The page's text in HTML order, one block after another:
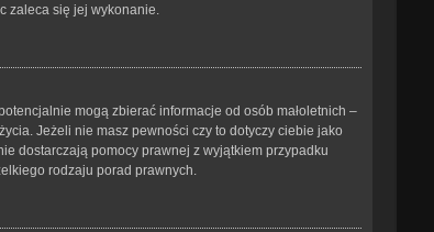
zaleca się jej wykonanie.
mogą zbierać informacje od osób małoletnich –
Jeżeli nie masz pewności czy to dotyczy ciebie jako
dostarczają pomocy prawnej z wyjątkiem przypadku
rodzaju porad prawnych.